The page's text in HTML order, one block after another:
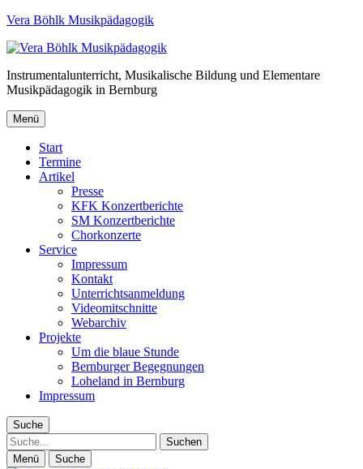
Vera Böhlk Musikpädagogik
Instrumentalunterricht, Musikalische Bildung und Elementare
Musikpädagogik in Bernburg
Menü
Start
Termine
Artikel
Presse
KFK Konzertberichte
SM Konzertberichte
Chorkonzerte
Service
Impressum
Kontakt
Unterrichtsanmeldung
Videomitschnitte
Webarchiv
Projekte
Um die blaue Stunde
Bernburger Begegnungen
Loheland in Bernburg
Impressum
Suche
Suche
Menü Suche